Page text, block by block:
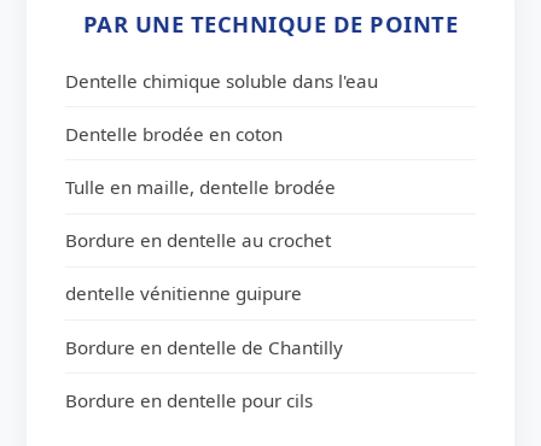
PAR UNE TECHNIQUE DE POINTE
Dentelle chimique soluble dans l'eau
Dentelle brodée en coton
Tulle en maille, dentelle brodée
Bordure en dentelle au crochet
dentelle vénitienne guipure
Bordure en dentelle de Chantilly
Bordure en dentelle pour cils